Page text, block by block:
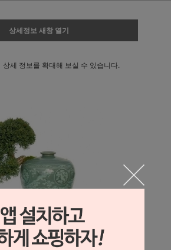
상세정보 새창 열기
상세 정보를 확대해 보실 수 있습니다.